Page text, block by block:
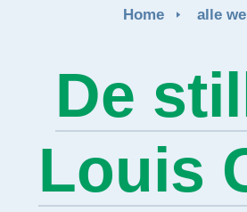
Home alle
De
Louis